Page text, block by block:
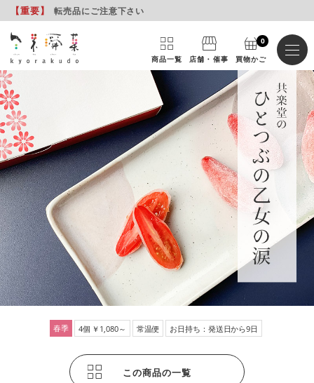
【重要】 転売品にご注意下さい
商品一覧 店舗・催事 買物かご
0
春季 4個 ￥1,080～ 常温便 お日持ち：発送日から9日
この商品の一覧